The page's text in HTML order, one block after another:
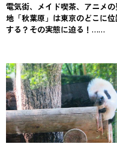
電気街、メイド喫茶、アニメ
地「秋葉原」は東京のどこに位
する？その実態に迫る！……